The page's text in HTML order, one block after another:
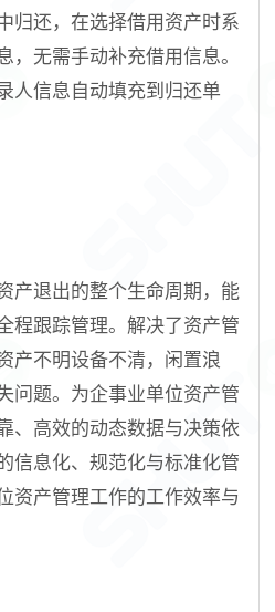
归还，在选择借用资产时系
，无需手动补充借用信息。
人信息自动填充到归还单
产退出的整个生命周期，能
程跟踪管理。解决了资产管
产不明设备不清，闲置浪
问题。为企事业单位资产管
、高效的动态数据与决策依
信息化、规范化与标准化管
资产管理工作的工作效率与